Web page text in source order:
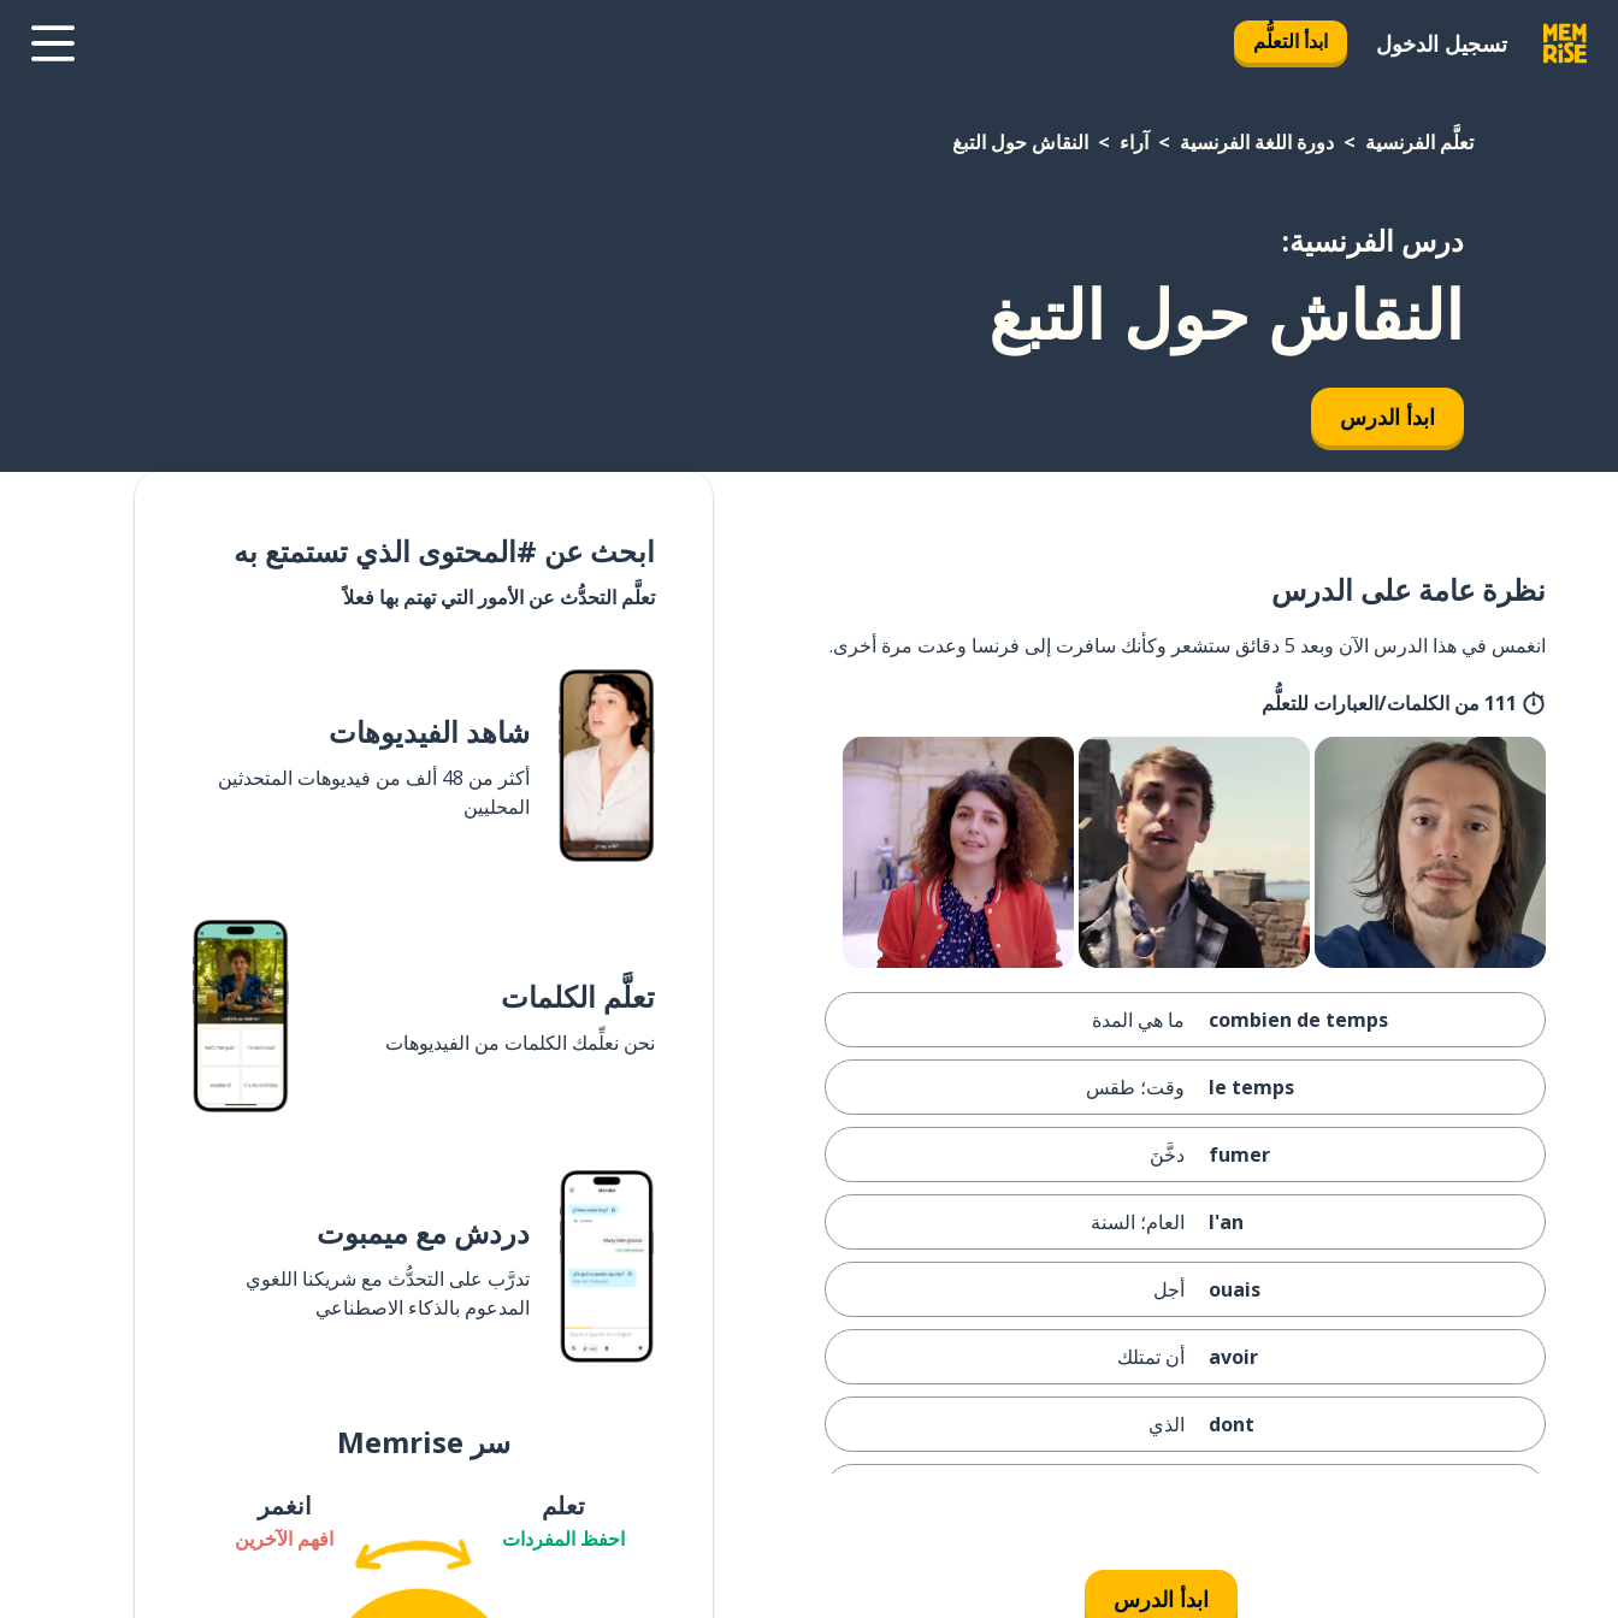
تسجيل الدخول ابدأ التعلُّم
تعلَّم الفرنسية دورة اللغة الفرنسية آراء النقاش حول التبغ
درس الفرنسية:
النقاش حول التبغ
ابدأ الدرس
نظرة عامة على الدرس
انغمس في هذا الدرس الآن وبعد 5 دقائق ستشعر وكأنك سافرت إلى فرنسا وعدت مرة أخرى.
111 من الكلمات/العبارات للتعلُّم
combien de temps ما هي المدة
le temps وقت؛ طقس
fumer دخَّنَ
l'an العام؛ السنة
ouais أجل
avoir أن تمتلك
dont الذي
ابدأ الدرس
ابحث عن #المحتوى الذي تستمتع به
تعلَّم التحدُّث عن الأمور التي تهتم بها فعلاً
شاهد الفيديوهات
أكثر من 48 ألف من فيديوهات المتحدثين
المحليين
تعلَّم الكلمات
نحن نعلِّمك الكلمات من الفيديوهات
دردش مع ميمبوت
تدرَّب على التحدُّث مع شريكنا اللغوي
المدعوم بالذكاء الاصطناعي
سر Memrise
تعلم
احفظ المفردات
انغمر
افهم الآخرين